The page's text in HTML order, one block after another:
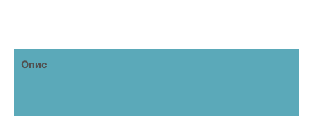
Опис